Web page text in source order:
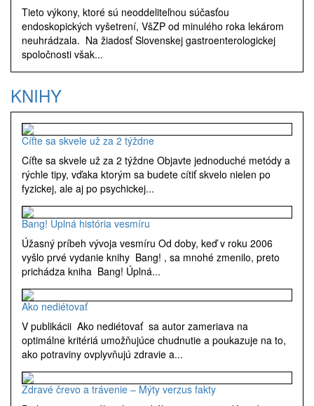
Tieto výkony, ktoré sú neoddeliteľnou súčasťou
endoskopických vyšetrení, VšZP od minulého roka lekárom
neuhrádzala. Na žiadosť Slovenskej gastroenterologickej
spoločnosti však...
KNIHY
Cíťte sa skvele už za 2 týždne
Cíťte sa skvele už za 2 týždne Objavte jednoduché metódy a
rýchle tipy, vďaka ktorým sa budete cítiť skvelo nielen po
fyzickej, ale aj po psychickej...
Bang! Úplná história vesmíru
Úžasný príbeh vývoja vesmíru Od doby, keď v roku 2006
vyšlo prvé vydanie knihy Bang! , sa mnohé zmenilo, preto
prichádza kniha Bang! Úplná...
Ako nediétovať
V publikácii Ako nediétovať sa autor zameriava na
optimálne kritériá umožňujúce chudnutie a poukazuje na to,
ako potraviny ovplyvňujú zdravie a...
Zdravé črevo a trávenie – Mýty verzus fakty